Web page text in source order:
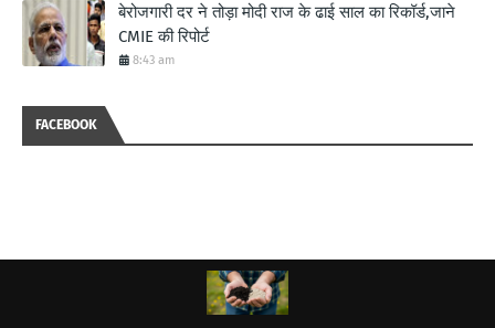
बेरोजगारी दर ने तोड़ा मोदी राज के ढाई साल का रिकॉर्ड,जाने
CMIE की रिपोर्ट
8:43 am
FACEBOOK